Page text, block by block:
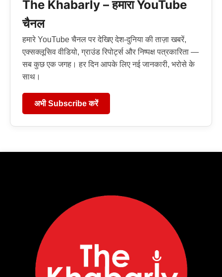
The Khabarly – हमारा YouTube
चैनल
हमारे YouTube चैनल पर देखिए देश-दुनिया की ताज़ा खबरें,
एक्सक्लूसिव वीडियो, ग्राउंड रिपोर्ट्स और निष्पक्ष पत्रकारिता —
सब कुछ एक जगह। हर दिन आपके लिए नई जानकारी, भरोसे के
साथ।
अभी Subscribe करें